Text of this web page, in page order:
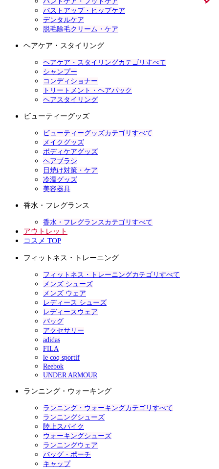
バストアップ・ヒップケア
デンタルケア
脱毛除毛クリーム・ケア
ヘアケア・スタイリング
ヘアケア・スタイリングカテゴリすべて
シャンプー
コンディショナー
トリートメント・ヘアパック
ヘアスタイリング
ビューティーグッズ
ビューティーグッズカテゴリすべて
メイクグッズ
ボディケアグッズ
ヘアブラシ
日焼け対策・ケア
冷温グッズ
美容器具
香水・フレグランス
香水・フレグランスカテゴリすべて
アウトレット
コスメ TOP
フィットネス・トレーニング
フィットネス・トレーニングカテゴリすべて
メンズ シューズ
メンズ ウェア
レディース シューズ
レディースウェア
バッグ
アクセサリー
adidas
FILA
le coq sportif
Reebok
UNDER ARMOUR
ランニング・ウォーキング
ランニング・ウォーキングカテゴリすべて
ランニングシューズ
陸上スパイク
ウォーキングシューズ
ランニングウェア
バッグ・ポーチ
キャップ